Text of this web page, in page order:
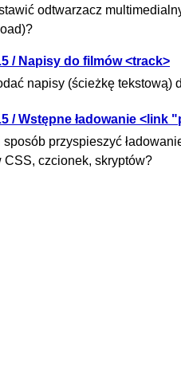
odtwarzacz
/ Napisy do filmów <track>
napisy (ścieżkę tekstową)
/ Wstępne ładowanie <link
sposób przyspieszyć
CSS, czcionek, skryptów?